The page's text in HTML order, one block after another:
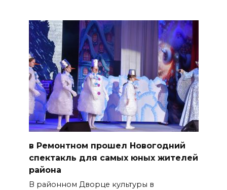
в Ремонтном прошел Новогодний
спектакль для самых юных жителей
района
В районном Дворце культуры в